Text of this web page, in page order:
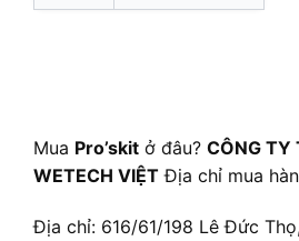
Mua Pro’skit ở đâu? CÔNG TY
WETECH VIỆT Địa chỉ mua
Địa chỉ: 616/61/198 Lê Đức